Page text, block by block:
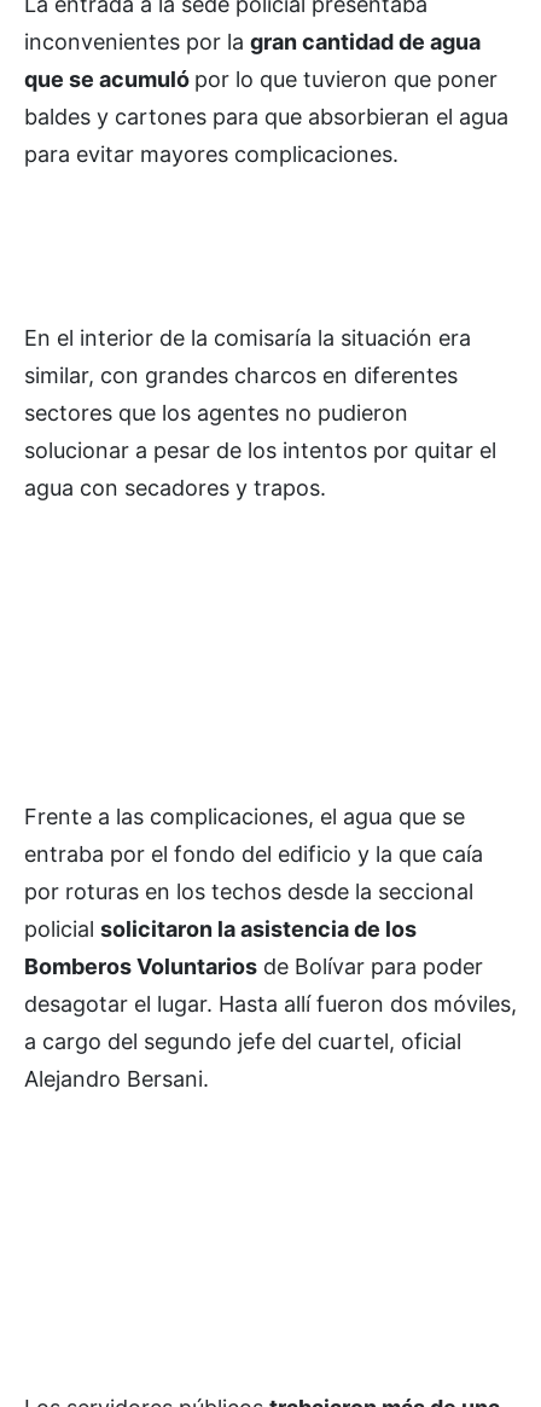
inconvenientes por la gran cantidad de agua
que se acumuló por lo que tuvieron que poner
baldes y cartones para que absorbieran el agua
para evitar mayores complicaciones.
En el interior de la comisaría la situación era
similar, con grandes charcos en diferentes
sectores que los agentes no pudieron
solucionar a pesar de los intentos por quitar el
agua con secadores y trapos.
Frente a las complicaciones, el agua que se
entraba por el fondo del edificio y la que caía
por roturas en los techos desde la seccional
policial solicitaron la asistencia de los
Bomberos Voluntarios de Bolívar para poder
desagotar el lugar. Hasta allí fueron dos móviles,
a cargo del segundo jefe del cuartel, oficial
Alejandro Bersani.